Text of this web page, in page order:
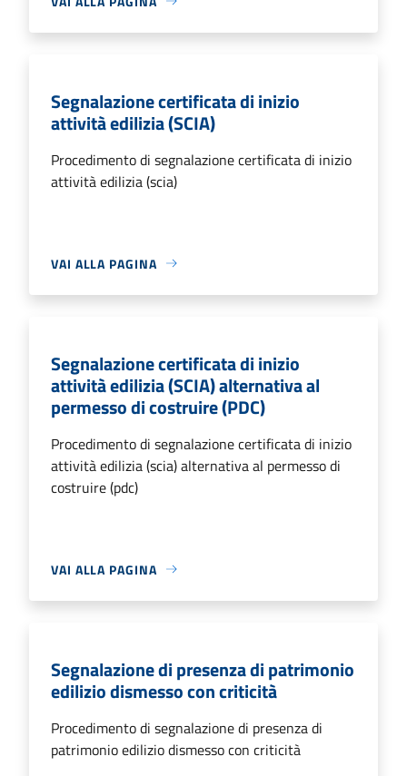
Segnalazione certificata di inizio
attività edilizia (SCIA)
Procedimento di segnalazione certificata di inizio
attività edilizia (scia)
VAI ALLA PAGINA
Segnalazione certificata di inizio
attività edilizia (SCIA) alternativa al
permesso di costruire (PDC)
Procedimento di segnalazione certificata di inizio
attività edilizia (scia) alternativa al permesso di
costruire (pdc)
VAI ALLA PAGINA
Segnalazione di presenza di patrimonio
edilizio dismesso con criticità
Procedimento di segnalazione di presenza di
patrimonio edilizio dismesso con criticità